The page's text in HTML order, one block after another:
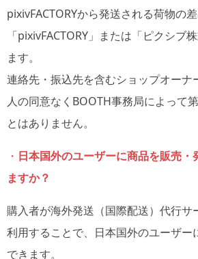
pixivFACTORYから発送される荷物の
「pixivFACTORY」または「ピクシブ
ます。
連絡先・振込先を含むショップオーナ
人の同意なくBOOTH事務局によって
とはありません。
・ 日本国外のユーザーに商品を販売・
ますか？
購入者が海外発送（国際配送）代行サ
利用することで、日本国外のユーザー
できます。